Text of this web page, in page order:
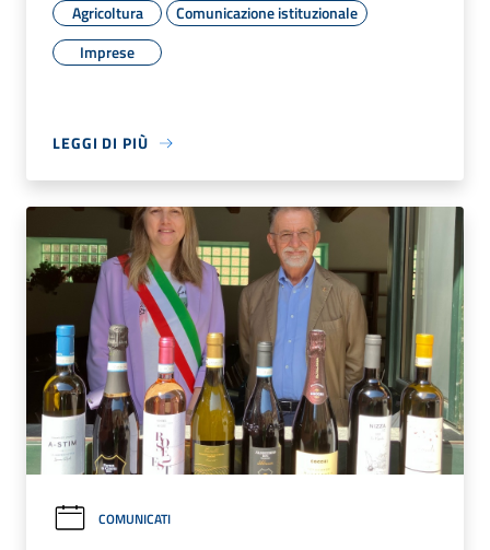
Agricoltura
Comunicazione istituzionale
Imprese
LEGGI DI PIÙ
COMUNICATI